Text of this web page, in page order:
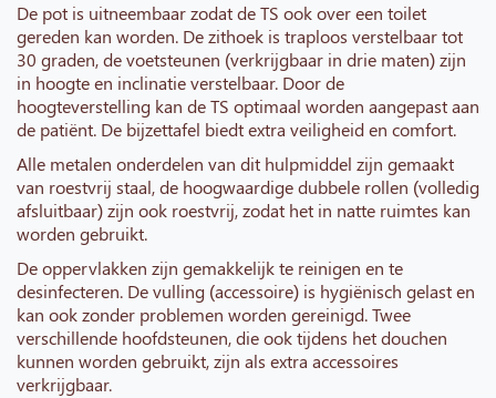
De pot is uitneembaar zodat de TS ook over een toilet
gereden kan worden. De zithoek is traploos verstelbaar tot
30 graden, de voetsteunen (verkrijgbaar in drie maten) zijn
in hoogte en inclinatie verstelbaar. Door de
hoogteverstelling kan de TS optimaal worden aangepast aan
de patiënt. De bijzettafel biedt extra veiligheid en comfort.
Alle metalen onderdelen van dit hulpmiddel zijn gemaakt
van roestvrij staal, de hoogwaardige dubbele rollen (volledig
afsluitbaar) zijn ook roestvrij, zodat het in natte ruimtes kan
worden gebruikt.
De oppervlakken zijn gemakkelijk te reinigen en te
desinfecteren. De vulling (accessoire) is hygiënisch gelast en
kan ook zonder problemen worden gereinigd.Twee
verschillende hoofdsteunen, die ook tijdens het douchen
kunnen worden gebruikt, zijn als extra accessoires
verkrijgbaar.